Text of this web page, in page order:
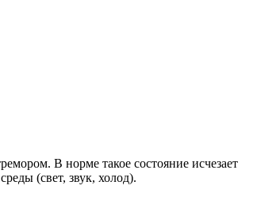
В норме такое состояние исчезает
(свет, звук, холод).